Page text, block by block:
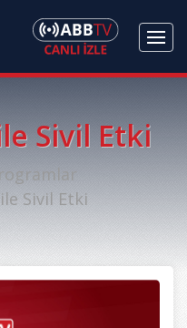
Sivil Etki
Sivil Etki